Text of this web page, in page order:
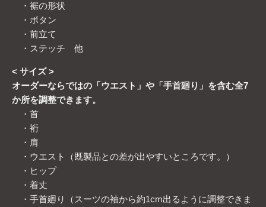
・裾の形状
・ボタン
・前立て
・ステッチ 他
< サイズ >
オーダーならではの「ウエスト」や「手首廻り」を含む全7
か所を調整できます。
・首
・裄
・肩
・ウエスト（既製品との差が出やすいところです。）
・ヒップ
・着丈
・手首廻り（スーツの袖から約1cm出るように調整できま